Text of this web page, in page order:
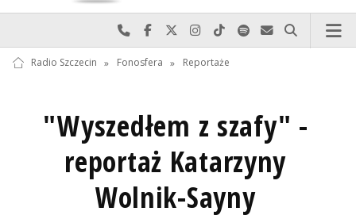
Najlepiej po prostu do nas zadzwoń
Odwiedź nas na Facebook-u
Odwiedź nas na X
Odwiedź nas na Instagram-ie
Odwiedź nas na TikTok-u
Szukaj nas na Spotify
Wyślij do nas
Szukaj
Radio Szczecin » Fonosfera » Reportaże
"Wyszedłem z szafy" -
reportaż Katarzyny
Wolnik-Sayny